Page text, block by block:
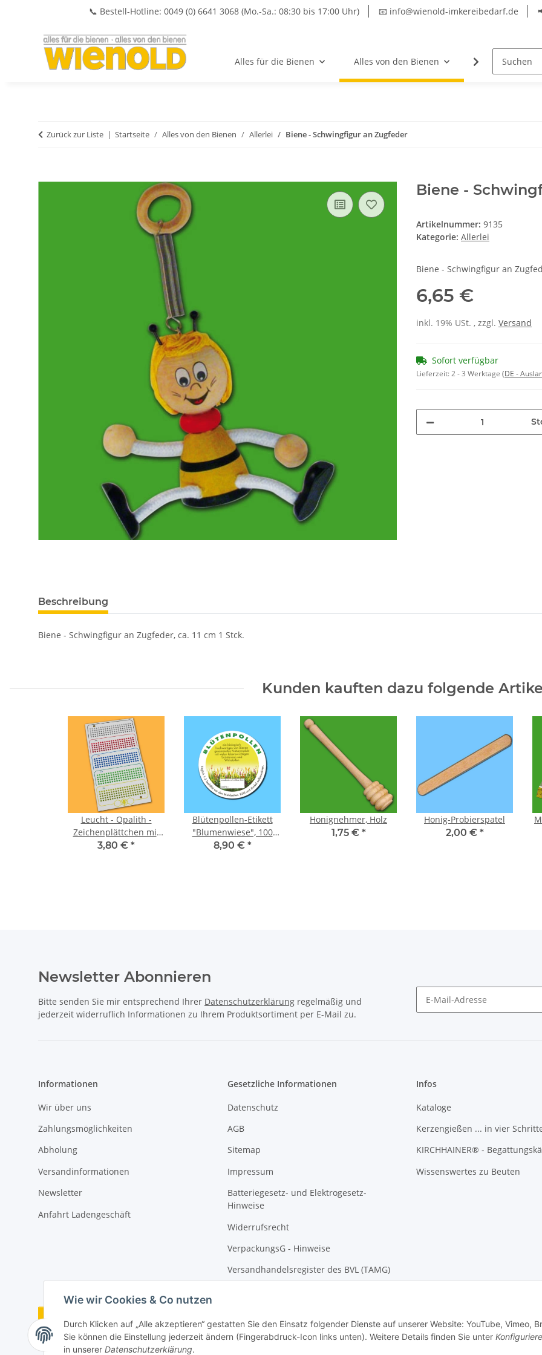
Wie wir Cookies & Co nutzen
Durch Klicken auf „Alle akzeptieren“ gestatten Sie den Einsatz folgender Dienste auf unserer Website: YouTube, Vimeo,
Sie können die Einstellung jederzeit ändern (Fingerabdruck-Icon links unten). Weitere Details finden Sie unter
in unserer Datenschutzerklärung.
📞 Bestell-Hotline: 0049 (0) 6641 3068 (Mo.-Sa.: 08:30 bis 17:00 Uhr) 📧 info@wienold-imkereibedarf.de
Alles für die Bienen Alles von den Bienen Hersteller
Zurück zur Liste Startseite Alles von den Bienen Allerlei Biene - Schwingfigur an Zugfeder
Biene -
Artikelnummer: 9135
Kategorie: Allerlei
Biene - Schwingfigur an
6,65 €
inkl. 19% USt. , zzgl. Versand
Sofort verfügbar
Lieferzeit:2 - 3 Werktage (DE -
Beschreibung
Biene - Schwingfigur an Zugfeder, ca. 11 cm 1 Stck.
Kunden kauften dazu folgende
Leucht - Opalith -
Zeichenplättchen mit
Nummern: Farbe Grün
3,80 € *
Blütenpollen-Etikett
"Blumenwiese", 100
Stck
8,90 € *
Honignehmer, Holz
1,75 € *
Honig-Probierspatel
2,00 € *
Newsletter Abonnieren
Bitte senden Sie mir entsprechend Ihrer Datenschutzerklärung regelmäßig und
jederzeit widerruflich Informationen zu Ihrem Produktsortiment per E-Mail zu.
Informationen
Wir über uns
Zahlungsmöglichkeiten
Abholung
Versandinformationen
Newsletter
Anfahrt Ladengeschäft
Gesetzliche Informationen
Datenschutz
AGB
Sitemap
Impressum
Batteriegesetz- und Elektrogesetz-
Hinweise
Widerrufsrecht
VerpackungsG - Hinweise
Versandhandelsregister des BVL (TAMG)
Infos
Kataloge
Kerzengießen ... in vier
KIRCHHAINER® -
Wissenswertes zu Beuten
Vertrag widerrufen